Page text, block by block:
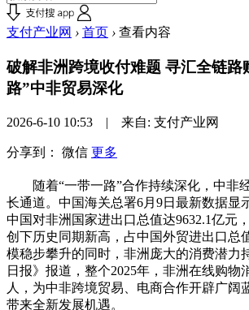
支付产业网 › 首页 › 查看内容
破解非洲跨境收付难题 寻汇全链路
路”中非贸易深化
2026-6-10 10:53 | 来自: 支付产业网
分享到： 微信 更多
随着“一带一路”合作持续深化，中非
长通道。中国海关总署6月9日最新数据显
中国对非洲国家进出口总值达9632.1亿元
创下历史同期新高，占中国外贸进出口总
模稳步攀升的同时，非洲庞大的消费潜力
日报》报道，整个2025年，非洲在线购物
人，为中非跨境贸易、电商合作开辟广阔
带来全新发展机遇。